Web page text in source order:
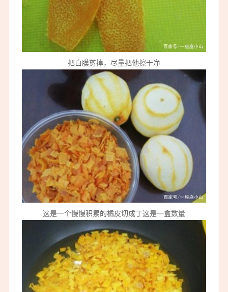
把白膜剪掉，尽量把他擦干净
这是一个慢慢积累的橘皮切成丁这是一盒数量